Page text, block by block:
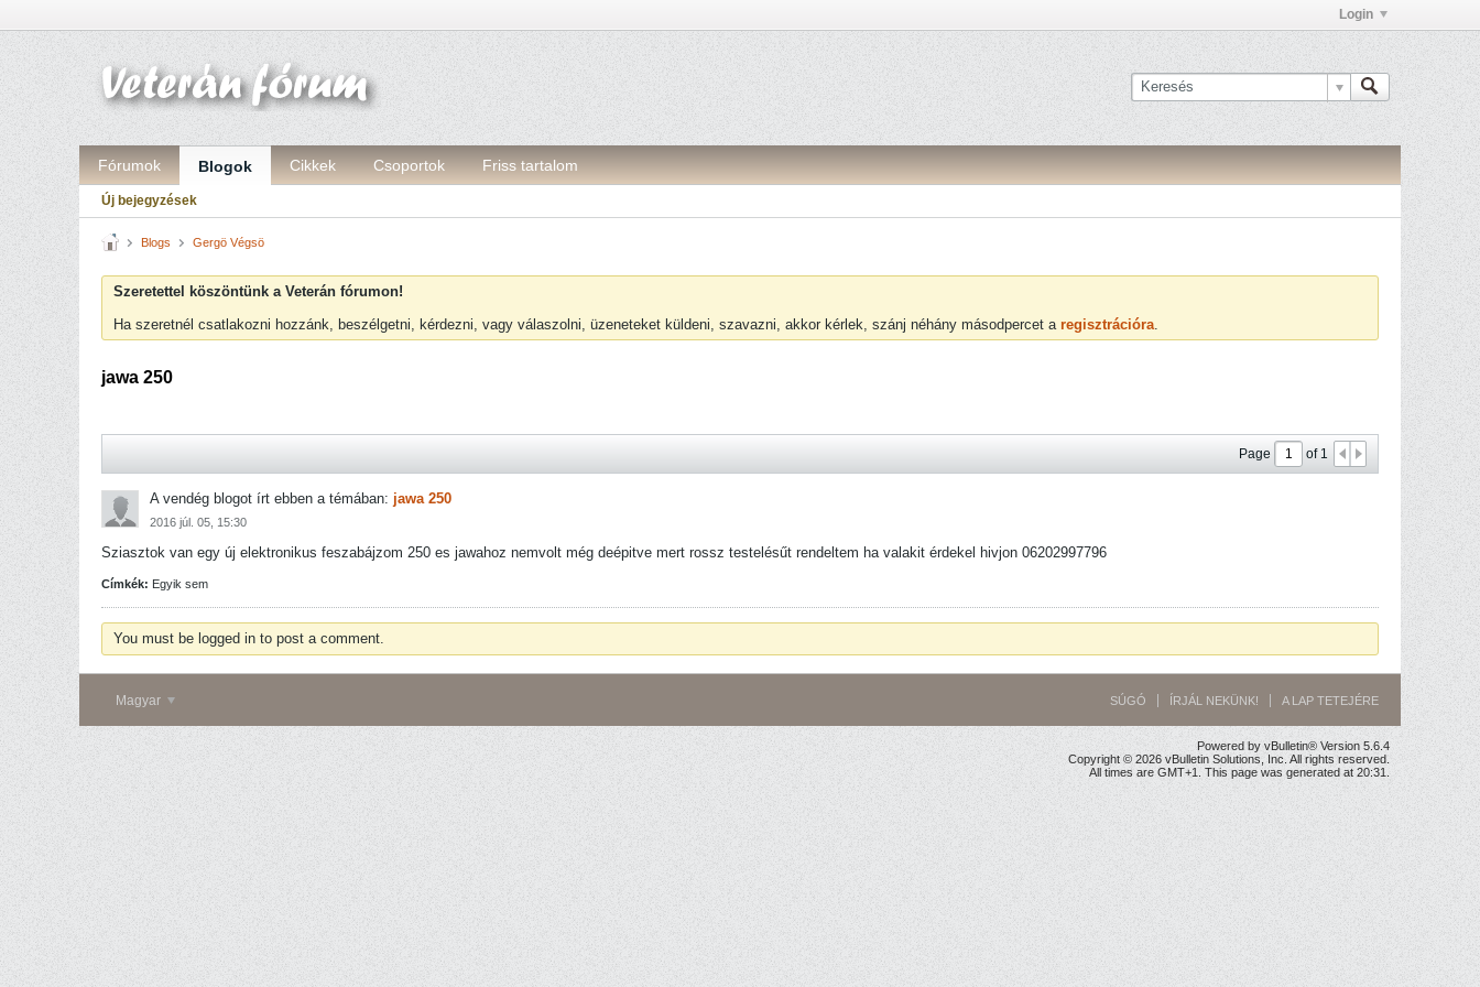
Login
Fórumok Blogok Cikkek Csoportok Friss tartalom
Új bejegyzések
Blogs Gergö Végsö
Szeretettel köszöntünk a Veterán fórumon!
Ha szeretnél csatlakozni hozzánk, beszélgetni, kérdezni, vagy válaszolni, üzeneteket küldeni, szavazni, akkor kérlek, szánj néhány másodpercet a regisztrációra.
jawa 250
Page of1
A vendég blogot írt ebben a témában: jawa 250
2016 júl. 05, 15:30
Sziasztok van egy új elektronikus feszabájzom 250 es jawahoz nemvolt még deépitve mert rossz testelésűt rendeltem ha valakit érdekel hivjon 06202997796
Címkék: Egyik sem
You must be logged in to post a comment.
Magyar SÚGÓ ÍRJÁL NEKÜNK! A LAP TETEJÉRE
Powered by vBulletin® Version 5.6.4
Copyright © 2026 vBulletin Solutions, Inc. All rights reserved.
All times are GMT+1. This page was generated at 20:31.